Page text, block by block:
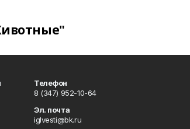
Телефон
8 (347) 952-10-64
Эл. почта
iglvesti@bk.ru